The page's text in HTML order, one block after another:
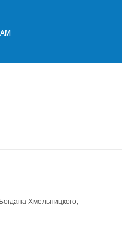
Хмельницкого,